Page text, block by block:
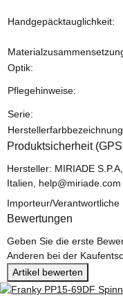
Handgepäcktauglichkeit:
Optik:
Pflegehinweise:
Serie:
Produktsicherheit
Hersteller: MIRIADE
Italien, help@miriade.com
Importeur/Verantwortliche
Bewertungen
Geben Sie die erste
Anderen bei der
Artikel bewerten